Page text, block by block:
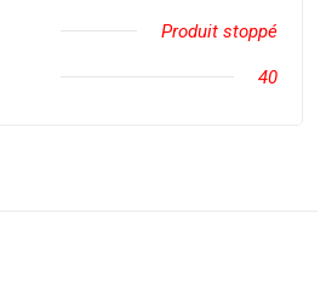
Produit stoppé
40